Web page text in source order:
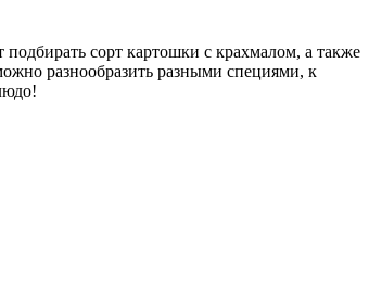
сорт картошки с крахмалом, а также
разнообразить разными специями, к